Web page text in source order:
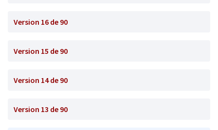
Version 16 de 90
Version 15 de 90
Version 14 de 90
Version 13 de 90